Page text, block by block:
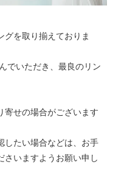
グを取り揃えておりま
でいただき、最良のリン
せの場合がございます
したい場合などは、お手
さいますようお願い申し